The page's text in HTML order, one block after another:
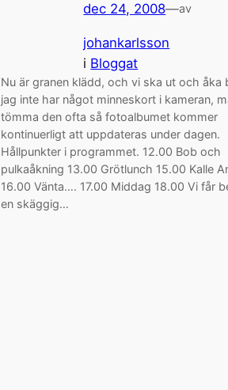
dec 24, 2008—av
johankarlsson
i Bloggat
Nu är granen klädd, och vi ska ut och åka
jag inte har något minneskort i kameran,
tömma den ofta så fotoalbumet kommer
kontinuerligt att uppdateras under dagen.
Hållpunkter i programmet. 12.00 Bob och
pulkaåkning 13.00 Grötlunch 15.00 Kalle
16.00 Vänta…. 17.00 Middag 18.00 Vi får
en skäggig…